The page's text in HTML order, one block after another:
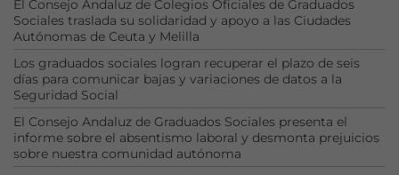
El Consejo Andaluz de Colegios Oficiales de Graduados
Sociales traslada su solidaridad y apoyo a las Ciudades
Autónomas de Ceuta y Melilla
Los graduados sociales logran recuperar el plazo de seis
días para comunicar bajas y variaciones de datos a la
Seguridad Social
El Consejo Andaluz de Graduados Sociales presenta el
informe sobre el absentismo laboral y desmonta prejuicios
sobre nuestra comunidad autónoma
opcionales.
Son
para que
funcione la
Estadísticas